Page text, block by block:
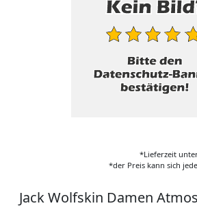
*Lieferzeit
*der Preis kann sich
Jack Wolfskin Damen